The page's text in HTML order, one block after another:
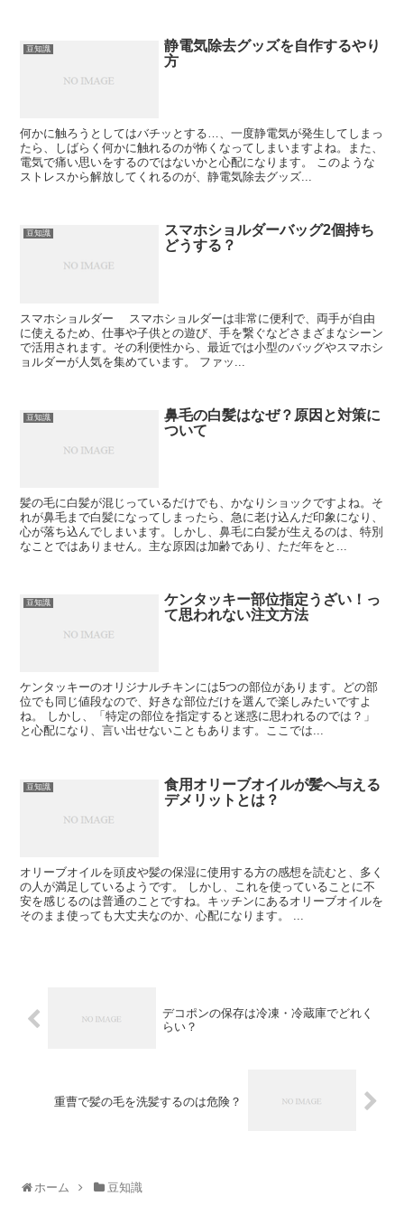
豆知識
静電気除去グッズを自作するやり
方
何かに触ろうとしてはバチッとする…、一度静電気が発生してしまっ
たら、しばらく何かに触れるのが怖くなってしまいますよね。また、
電気で痛い思いをするのではないかと心配になります。 このような
ストレスから解放してくれるのが、静電気除去グッズ...
豆知識
スマホショルダーバッグ2個持ち
どうする？
スマホショルダー スマホショルダーは非常に便利で、両手が自由
に使えるため、仕事や子供との遊び、手を繋ぐなどさまざまなシーン
で活用されます。その利便性から、最近では小型のバッグやスマホシ
ョルダーが人気を集めています。 ファッ...
豆知識
鼻毛の白髪はなぜ？原因と対策に
ついて
髪の毛に白髪が混じっているだけでも、かなりショックですよね。そ
れが鼻毛まで白髪になってしまったら、急に老け込んだ印象になり、
心が落ち込んでしまいます。しかし、鼻毛に白髪が生えるのは、特別
なことではありません。主な原因は加齢であり、ただ年をと...
豆知識
ケンタッキー部位指定うざい！っ
て思われない注文方法
ケンタッキーのオリジナルチキンには5つの部位があります。どの部
位でも同じ値段なので、好きな部位だけを選んで楽しみたいですよ
ね。 しかし、「特定の部位を指定すると迷惑に思われるのでは？」
と心配になり、言い出せないこともあります。ここでは...
豆知識
食用オリーブオイルが髪へ与える
デメリットとは？
オリーブオイルを頭皮や髪の保湿に使用する方の感想を読むと、多く
の人が満足しているようです。 しかし、これを使っていることに不
安を感じるのは普通のことですね。キッチンにあるオリーブオイルを
そのまま使っても大丈夫なのか、心配になります。 ...
デコポンの保存は冷凍・冷蔵庫でどれく
らい？
重曹で髪の毛を洗髪するのは危険？
ホーム 豆知識